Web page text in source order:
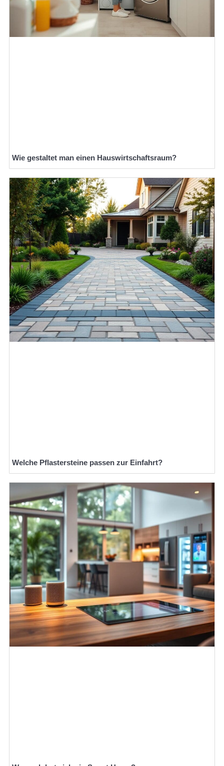
Wie gestaltet man einen Hauswirtschaftsraum?
Welche Pflastersteine passen zur Einfahrt?